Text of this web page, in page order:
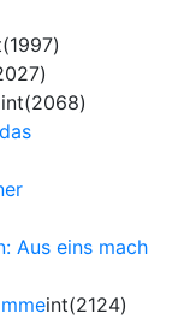
int(2068)
Aus eins mach
int(2124)